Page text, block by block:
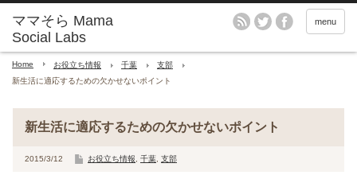
menu
Home お役立ち情報 千葉
支部
新生活に適応するための欠かせないポイント
新生活に適応するための欠かせないポイント
2015/3/12 お役立ち情報 千葉 支部